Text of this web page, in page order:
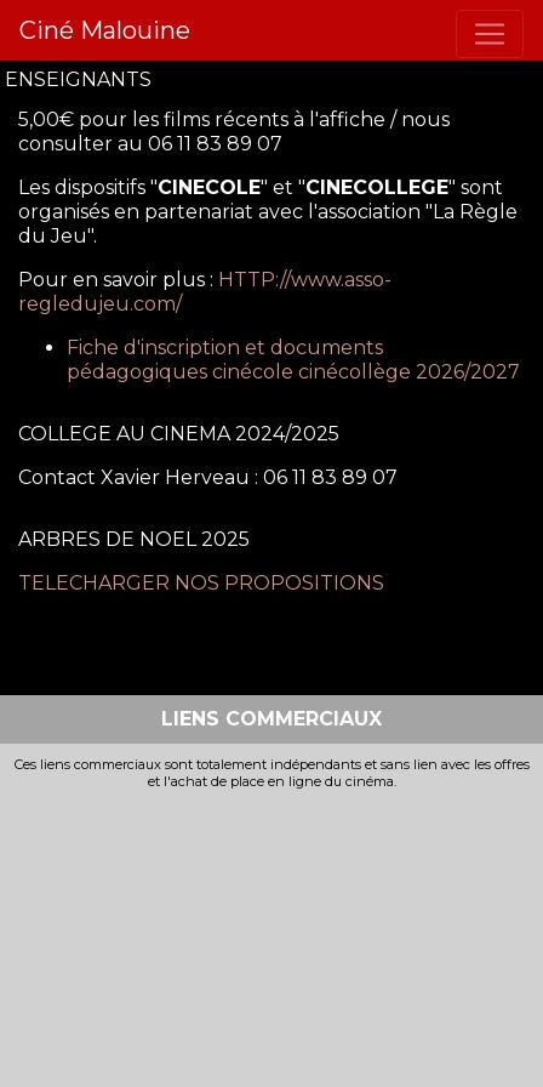
Ciné Malouine
ENSEIGNANTS
5,00€ pour les films récents à l'affiche / nous
consulter au 06 11 83 89 07
Les dispositifs "CINECOLE" et "CINECOLLEGE" sont
organisés en partenariat avec l'association "La Règle
du Jeu".
Pour en savoir plus : HTTP://www.asso-
regledujeu.com/
Fiche d'inscription et documents
pédagogiques cinécole cinécollège 2026/2027
COLLEGE AU CINEMA 2024/2025
Contact Xavier Herveau : 06 11 83 89 07
ARBRES DE NOEL 2025
TELECHARGER NOS PROPOSITIONS
LIENS COMMERCIAUX
Ces liens commerciaux sont totalement indépendants et sans lien avec les offres
et l'achat de place en ligne du cinéma.